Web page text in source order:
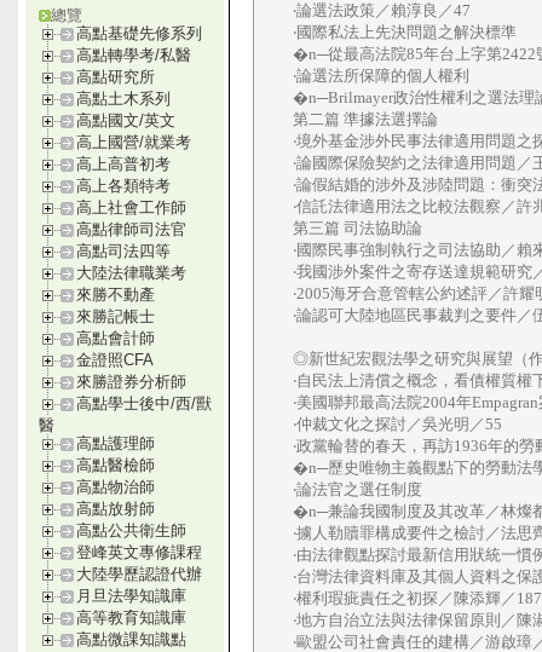
總覽
高點基礎先修系列
高點轉學考/私醫
高點研究所
高點土木系列
高點國文/英文
高上國營/就業考
高上高普初考
高上各類特考
高上社會工作師
高點律師司法官
高點司法四等
大陸法律職業考
來勝不動產
來勝記帳士
高點會計師
金證照CFA
來勝證券分析師
高點學士後中/西/獸
醫
高點護理師
高點醫檢師
高點物治師
高點放射師
高點公共衛生師
登峰英文專修課程
大陸學歷認證代辦
月旦法學知識庫
高等教育知識庫
高點微課知識點
‧論選法政策／賴淳良／47
‧國際私法上先決問題之解決標準
�n─從最高法院85年台上字第2422
‧論選法所保障的個人權利
�n─Brilmayer政治性權利之選法理
第二篇 準據法選擇論
‧境外基金涉外民事法律適用問題之
‧論國際保險契約之法律適用問題／
‧論假結婚的涉外及涉陸問題：衝
‧信託法律適用法之比較法觀察／許
第三篇 司法協助論
‧國際民事強制執行之司法協助／賴
‧我國涉外案件之寄存送達規範研究
‧2005海牙合意管轄公約述評／許耀
‧論認可大陸地區民事裁判之要件／
◎新世紀宏觀法學之研究與展望（
‧自民法上清償之概念，看債權質
‧美國聯邦最高法院2004年
‧仲裁文化之探討／吳光明／55
‧政黨輪替的春天，再訪1936年的勞
�n─歷史唯物主義觀點下的勞動法
‧論法官之選任制度
�n─兼論我國制度及其改革／林燦
‧擄人勒贖罪構成要件之檢討／法思
‧由法律觀點探討最新信用狀統一慣
‧台灣法律資料庫及其個人資料之保
‧權利瑕疵責任之初探／陳添輝／187
‧地方自治立法與法律保留原則／陳
‧歐盟公司社會責任的建構／游啟璋